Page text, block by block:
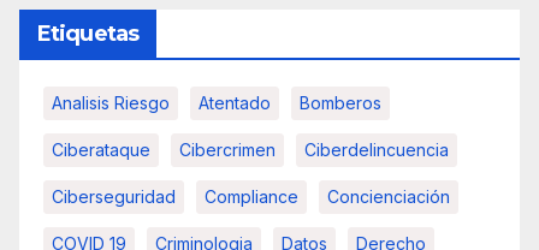
Etiquetas
Analisis Riesgo Atentado Bomberos
Ciberataque Cibercrimen Ciberdelincuencia
Ciberseguridad Compliance Concienciación
COVID 19 Criminologia Datos Derecho